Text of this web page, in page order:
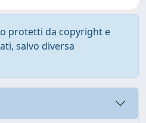
protetti da copyright e
salvo diversa